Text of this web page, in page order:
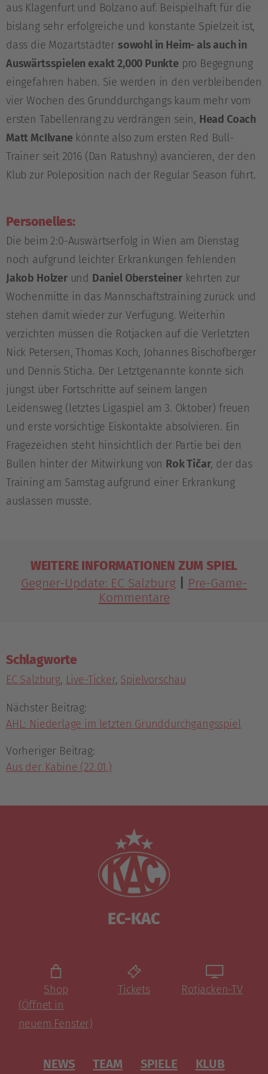
aus Klagenfurt und Bolzano auf. Beispielhaft für die
bislang sehr erfolgreiche und konstante Spielzeit ist,
dass die Mozartstädter sowohl in Heim- als auch in
Auswärtsspielen exakt 2,000 Punkte pro Begegnung
eingefahren haben. Sie werden in den verbleibenden
vier Wochen des Grunddurchgangs kaum mehr vom
ersten Tabellenrang zu verdrängen sein, Head Coach
Matt McIlvane könnte also zum ersten Red Bull-
Trainer seit 2016 (Dan Ratushny) avancieren, der den
Klub zur Poleposition nach der Regular Season führt.
Personelles:
Die beim 2:0-Auswärtserfolg in Wien am Dienstag
noch aufgrund leichter Erkrankungen fehlenden
Jakob Holzerund Daniel Obersteinerkehrten zur
Wochenmitte in das Mannschaftstraining zurück und
stehen damit wieder zur Verfügung. Weiterhin
verzichten müssen die Rotjacken auf die Verletzten
Nick Petersen, Thomas Koch, Johannes Bischofberger
und Dennis Sticha. Der Letztgenannte konnte sich
jüngst über Fortschritte auf seinem langen
Leidensweg (letztes Ligaspiel am 3. Oktober) freuen
und erste vorsichtige Eiskontakte absolvieren. Ein
Fragezeichen steht hinsichtlich der Partie bei den
Bullen hinter der Mitwirkung von Rok Tičar, der das
Training am Samstag aufgrund einer Erkrankung
auslassen musste.
WEITERE INFORMATIONEN ZUM SPIEL
Gegner-Update: EC Salzburg
Pre-Game-
Kommentare
Schlagworte
EC Salzburg, Live-Ticker, Spielvorschau
Nächster Beitrag:
AHL: Niederlage im letzten Grunddurchgangsspiel
Vorheriger Beitrag:
Aus der Kabine (22.01.)
EC-KAC
Shop
(Öffnet in
neuem Fenster)
Tickets Rotjacken-TV
NEWS TEAM SPIELE KLUB